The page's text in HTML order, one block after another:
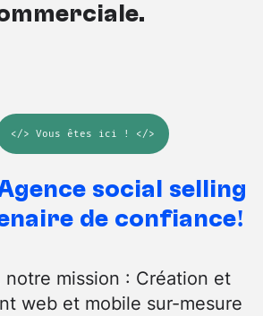
</> Vous êtes ici ! </>
social selling
de confiance!
mission : Création et
web et mobile sur-mesure